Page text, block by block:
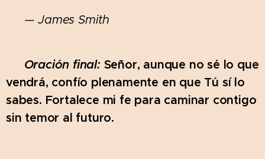
— James Smith
Oración final: Señor, aunque no sé lo que
vendrá, confío plenamente en que Tú sí lo
sabes. Fortalece mi fe para caminar contigo
sin temor al futuro.